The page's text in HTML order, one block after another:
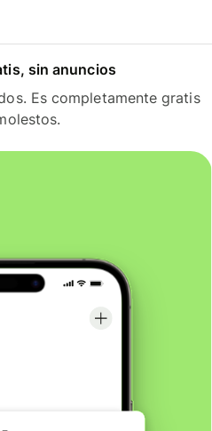
sin anuncios
Es completamente gratis